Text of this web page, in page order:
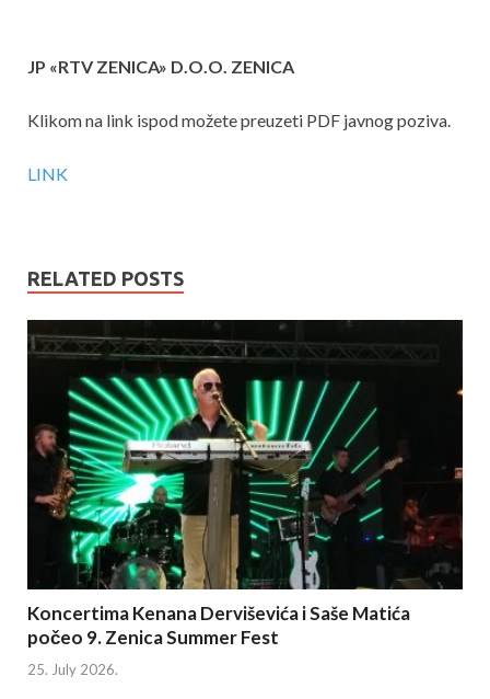
JP «RTV ZENICA» D.O.O. ZENICA
Klikom na link ispod možete preuzeti PDF javnog poziva.
LINK
RELATED POSTS
Koncertima Kenana Derviševića i Saše Matića
počeo 9. Zenica Summer Fest
25. July 2026.